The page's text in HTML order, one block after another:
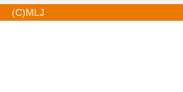
(C)MLJ